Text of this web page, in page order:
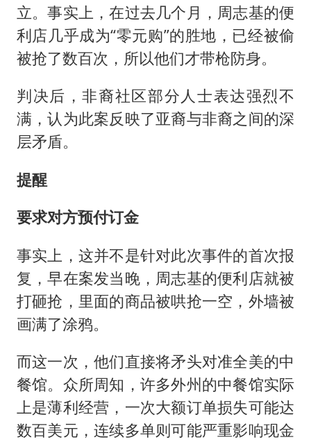
立。事实上，在过去几个月，周志基的便
利店几乎成为“零元购”的胜地，已经被偷
被抢了数百次，所以他们才带枪防身。
判决后，非裔社区部分人士表达强烈不
满，认为此案反映了亚裔与非裔之间的深
层矛盾。
提醒
要求对方预付订金
事实上，这并不是针对此次事件的首次报
复，早在案发当晚，周志基的便利店就被
打砸抢，里面的商品被哄抢一空，外墙被
画满了涂鸦。
而这一次，他们直接将矛头对准全美的中
餐馆。众所周知，许多外州的中餐馆实际
上是薄利经营，一次大额订单损失可能达
数百美元，连续多单则可能严重影响现金